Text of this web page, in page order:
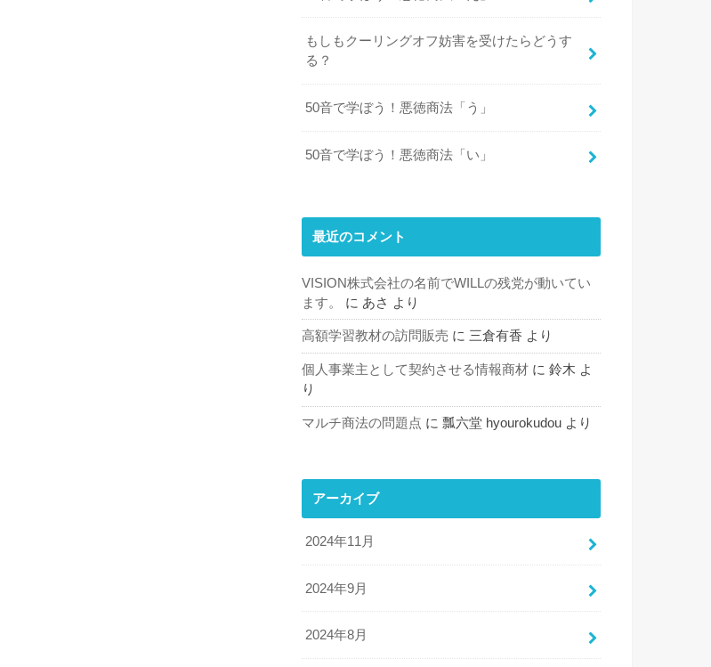
もしもクーリングオフ妨害を受けたらどうす
る？
50音で学ぼう！悪徳商法「う」
50音で学ぼう！悪徳商法「い」
最近のコメント
VISION株式会社の名前でWILLの残党が動いてい
ます。
に あさ より
高額学習教材の訪問販売 に 三倉有香 より
個人事業主として契約させる情報商材 に 鈴木 よ
り
マルチ商法の問題点 に 瓢六堂 hyourokudou より
アーカイブ
2024年11月
2024年9月
2024年8月